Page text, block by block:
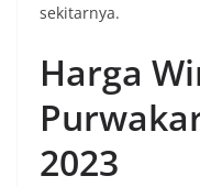
sekitarnya.
Harga
2023